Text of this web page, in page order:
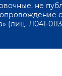
не
(лиц. Л041-